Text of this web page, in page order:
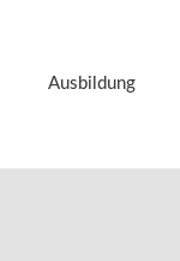
Ausbildung